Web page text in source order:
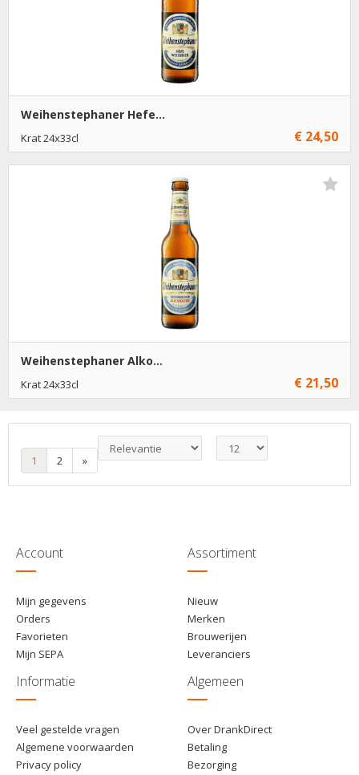
Weihenstephaner Hefe...
Krat 24x33cl € 24,50
Weihenstephaner Alko...
Krat 24x33cl € 21,50
€ 21,50 1 Toevoegen
1 2 »
Account
Mijn gegevens
Orders
Favorieten
Mijn SEPA
Assortiment
Nieuw
Merken
Brouwerijen
Leveranciers
Informatie
Veel gestelde vragen
Algemene voorwaarden
Privacy policy
Algemeen
Over DrankDirect
Betaling
Bezorging